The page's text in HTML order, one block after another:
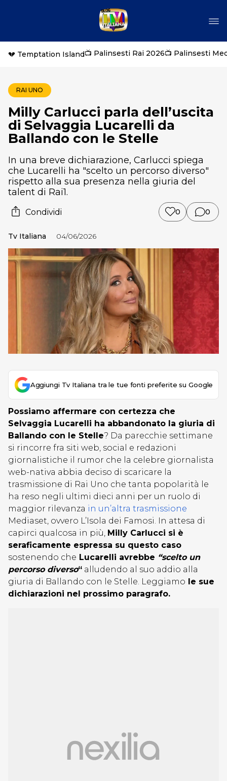
💔 Temptation Island📺 Palinsesti Rai 2026📺 Palinsesti
RAI UNO
Milly Carlucci parla dell’uscita
di Selvaggia Lucarelli da
Ballando con le Stelle
In una breve dichiarazione, Carlucci spiega
che Lucarelli ha "scelto un percorso diverso"
rispetto alla sua presenza nella giuria del
talent di Rai1.
Condividi 0 0
Tv Italiana 04/06/2026
Aggiungi Tv Italiana tra le tue fonti preferite su Google
Possiamo affermare con certezza che
Selvaggia Lucarelli ha abbandonato la giuria di
Ballando con le Stelle? Da parecchie settimane
si rincorre fra siti web, social e redazioni
giornalistiche il rumor che la celebre giornalista
web-nativa abbia deciso di scaricare la
trasmissione di Rai Uno che tanta popolarità le
ha reso negli ultimi dieci anni per un ruolo di
maggior rilevanza in un’altra trasmissione
Mediaset, ovvero L’Isola dei Famosi. In attesa di
capirci qualcosa in più, Milly Carlucci si è
seraficamente espressa su questo caso
sostenendo che Lucarelli avrebbe “scelto un
percorso diverso“ alludendo al suo addio alla
giuria di Ballando con le Stelle. Leggiamo le sue
dichiarazioni nel prossimo paragrafo.